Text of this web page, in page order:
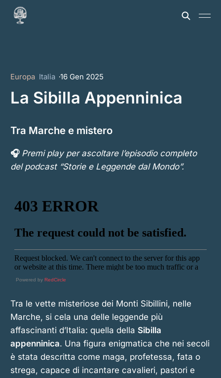
Europa Italia 16 Gen 2025
La Sibilla Appenninica
Tra Marche e mistero
🎧 Premi play per ascoltare l’episodio completo
del podcast “Storie e Leggende dal Mondo”.
Powered by RedCircle
Tra le vette misteriose dei Monti Sibillini, nelle
Marche, si cela una delle leggende più
affascinanti d’Italia: quella della Sibilla
appenninica. Una figura enigmatica che nei secoli
è stata descritta come maga, profetessa, fata o
strega, capace di incantare cavalieri, pastori e